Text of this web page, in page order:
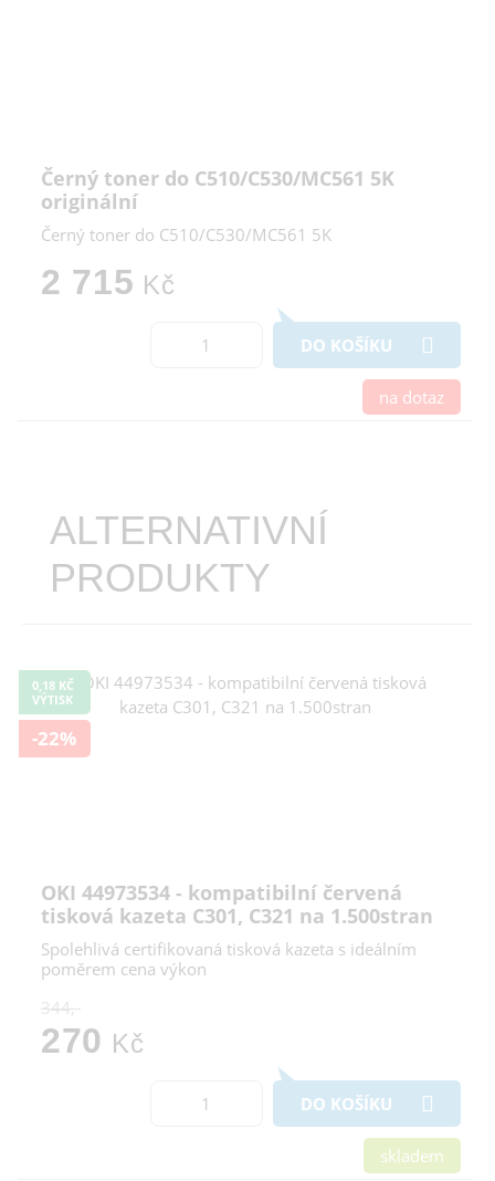
Černý toner do C510/C530/MC561 5K
originální
Černý toner do C510/C530/MC561 5K
2 715 Kč
DO KOŠÍKU
na dotaz
ALTERNATIVNÍ
PRODUKTY
0,18 KČ
VÝTISK
-22%
OKI 44973534 - kompatibilní červená
tisková kazeta C301, C321 na 1.500stran
Spolehlivá certifikovaná tisková kazeta s ideálním
poměrem cena výkon
344,-
270 Kč
DO KOŠÍKU
skladem